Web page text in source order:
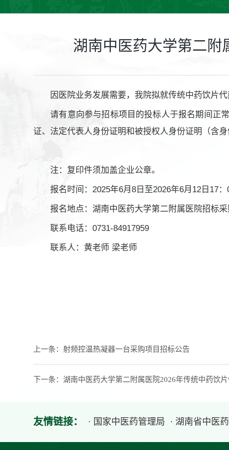
湖南中医药大学第二附
因医院业务发展需要，我院拟就传统中药饮片
请有意向参与招标项目的投标人于报名期间正
证、法定代表人身份证明和被授权人身份证明（含
注：复印件须加盖企业公章。
报名时间：2025年6月8日至2026年6月12日17：
报名地点：湖南中医药大学第二附属医院招标采
联系电话：0731-84917959
联系人：黄老师 梁老师
上一条：射频控温热凝器一台采购项目招标公告
下一条：湖南中医药大学第二附属医院2026年传统中药饮
友情链接： · 国家中医药管理局 · 湖南省中医